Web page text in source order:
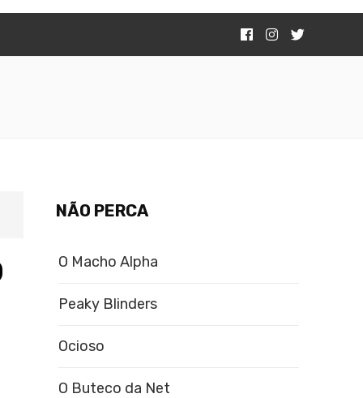
NÃO PERCA
O Macho Alpha
Peaky Blinders
Ocioso
O Buteco da Net